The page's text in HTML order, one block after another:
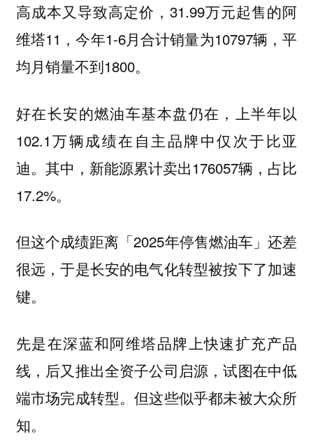
高成本又导致高定价，31.99万元起售的阿
维塔11，今年1-6月合计销量为10797辆，平
均月销量不到1800。
好在长安的燃油车基本盘仍在，上半年以
102.1万辆成绩在自主品牌中仅次于比亚
迪。其中，新能源累计卖出176057辆，占比
17.2%。
但这个成绩距离「2025年停售燃油车」还差
很远，于是长安的电气化转型被按下了加速
键。
先是在深蓝和阿维塔品牌上快速扩充产品
线，后又推出全资子公司启源，试图在中低
端市场完成转型。但这些似乎都未被大众所
知。